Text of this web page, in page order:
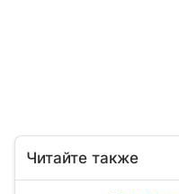
Читайте также